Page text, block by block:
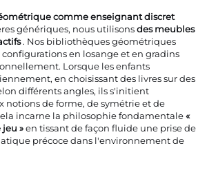
comme enseignant discret
génériques, nous utilisonsdes meubles
. Nos bibliothèques géométriques
en losange et en gradins
Lorsque les enfants
en choisissant des livres sur des
différents angles, ils s'initient
notions de forme, de symétrie et de
incarne la philosophie fondamentale«
»en tissant de façon fluide une prise de
précoce dans l'environnement de